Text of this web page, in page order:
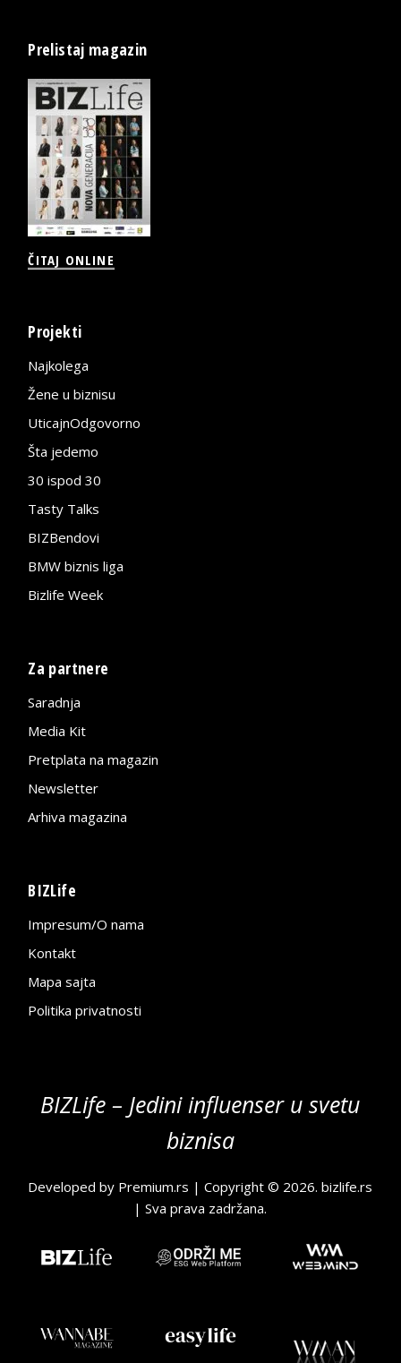
Prelistaj magazin
ČITAJ ONLINE
Projekti
Najkolega
Žene u biznisu
UticajnOdgovorno
Šta jedemo
30 ispod 30
Tasty Talks
BIZBendovi
BMW biznis liga
Bizlife Week
Za partnere
Saradnja
Media Kit
Pretplata na magazin
Newsletter
Arhiva magazina
BIZLife
Impresum/O nama
Kontakt
Mapa sajta
Politika privatnosti
BIZLife – Jedini influenser u svetu
biznisa
Developed by Premium.rs | Copyright © 2026.bizlife.rs
| Sva prava zadržana.